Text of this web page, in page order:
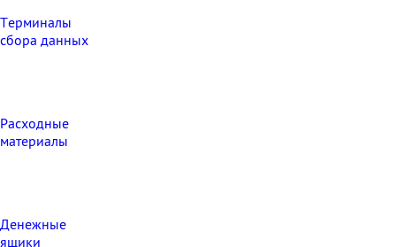
Терминалы
сбора данных
Расходные
материалы
Денежные
ящики